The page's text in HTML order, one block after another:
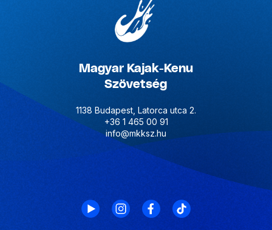
Magyar Kajak-Kenu
Szövetség
1138 Budapest, Latorca utca 2.
+36 1 465 00 91
info@mkksz.hu